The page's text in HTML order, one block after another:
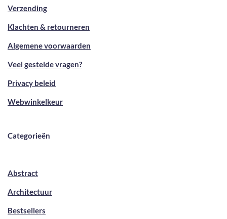
Verzending
Klachten & retourneren
Algemene voorwaarden
Veel gestelde vragen?
Privacy beleid
Webwinkelkeur
Categorieën
Abstract
Architectuur
Bestsellers